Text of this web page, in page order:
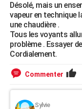
Désolé, mais un
vapeur en technique
une chaudière .
Tous les voyants
problème . Essayer
Cordialement.
Commenter
Sylvie